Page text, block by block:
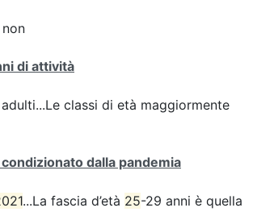
di attività
classi di età maggiormente
dalla pandemia
...La fascia d’età 25-29 anni è quella